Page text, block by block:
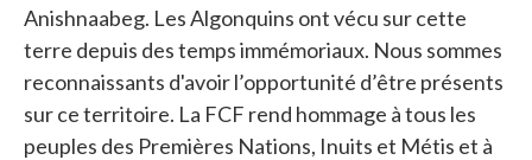
Anishnaabeg. Les Algonquins ont vécu sur cette
terre depuis des temps immémoriaux. Nous sommes
reconnaissants d'avoir l’opportunité d’être présents
sur ce territoire. La FCF rend hommage à tous les
peuples des Premières Nations, Inuits et Métis et à